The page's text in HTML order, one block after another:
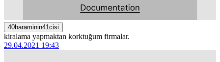
40haraminin41cisi
kiralama yapmaktan korktuğum firmalar.
29.04.2021 19:43